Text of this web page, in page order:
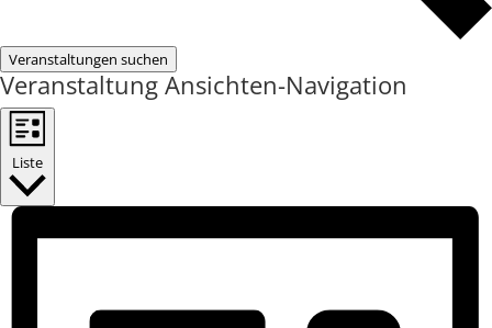
Veranstaltungen suchen
Veranstaltung Ansichten-Navigation
Liste